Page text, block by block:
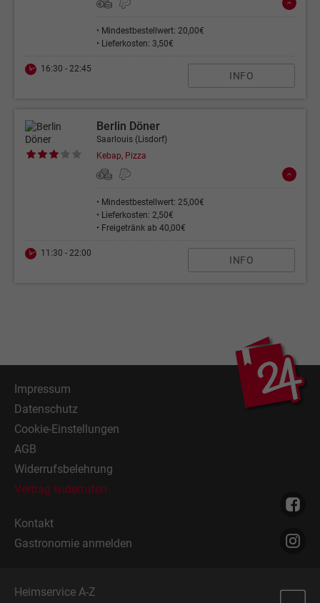
• Mindestbestellwert: 20,00€
• Lieferkosten: 3,50€
16:30 - 22:45
INFO
Berlin Döner
Saarlouis (Lisdorf)
Kebap, Pizza
• Mindestbestellwert: 25,00€
• Lieferkosten: 2,50€
• Freigetränk ab 40,00€
11:30 - 22:00
INFO
Impressum
Datenschutz
Cookie-Einstellungen
AGB
Widerrufsbelehrung
Vertrag widerrufen
Kontakt
Gastronomie anmelden
Heimservice A-Z